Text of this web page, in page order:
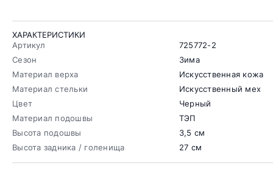
ХАРАКТЕРИСТИКИ
Артикул
725772-2
Сезон
Зима
Материал верха
Искусственная кожа
Материал стельки
Искусственный мех
Цвет
Черный
Материал подошвы
ТЭП
Высота подошвы
3,5 см
Высота задника / голенища
27 см